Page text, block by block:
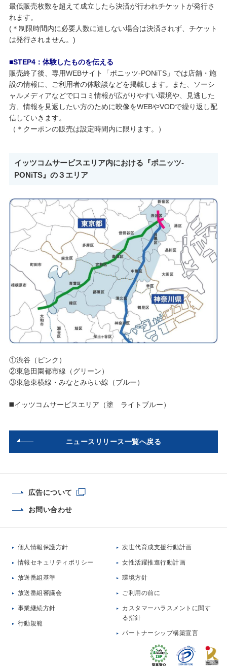
最低販売枚数を超えて成立したら決済が行われチケットが発行さ
れます。
(＊制限時間内に必要人数に達しない場合は決済されず、チケット
は発行されません。)
■STEP4：体験したものを伝える
販売終了後、専用WEBサイト「ポニッツ-PONiTS」では店舗・施
設の情報に、ご利用者の体験談などを掲載します。また、ソーシ
ャルメディアなどで口コミ情報が広がりやすい環境や、見逃した
方、情報を見返したい方のために映像をWEBやVODで繰り返し配
信していきます。
（＊クーポンの販売は設定時間内に限ります。）
イッツコムサービスエリア内における『ポニッツ‐
PONiTS』の３エリア
①渋谷（ピンク）
②東急田園都市線（グリーン）
③東急東横線・みなとみらい線（ブルー）
◼️イッツコムサービスエリア（塗 ライトブルー）
ニュースリリース一覧へ戻る
広告について
お問い合わせ
個人情報保護方針
情報セキュリティポリシー
放送番組基準
放送番組審議会
事業継続方針
行動規範
次世代育成支援行動計画
女性活躍推進行動計画
環境方針
ご利用の前に
カスタマーハラスメントに関す
る指針
パートナーシップ構築宣言